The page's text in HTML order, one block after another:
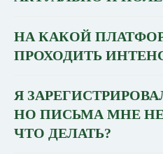
НА КАКОЙ
ПРОХОДИТЬ
Я
НО ПИСЬМА МНЕ
ЧТО ДЕЛАТЬ?